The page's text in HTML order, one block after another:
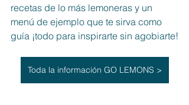
recetas de lo más lemoneras y un
menú de ejemplo que te sirva como
guía ¡todo para inspirarte sin agobiarte!
Toda la información GO LEMONS >